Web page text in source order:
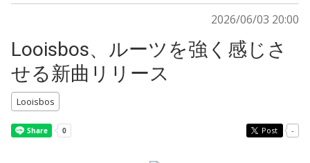
2026/06/03 20:00
Looisbos、ルーツを強く感じさ
せる新曲リリース
Looisbos
Post -